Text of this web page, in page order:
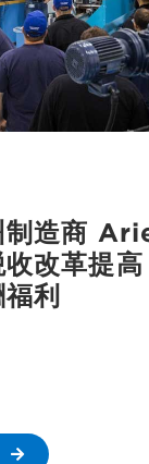
制造商
改革提高
利